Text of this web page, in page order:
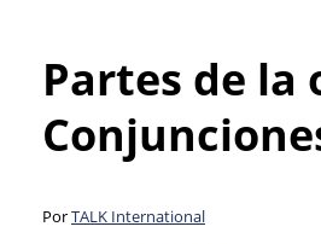
Partes de la
PorTALK International